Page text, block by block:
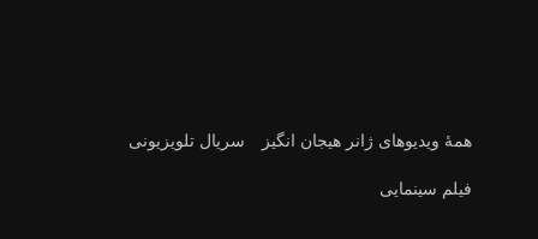
همهٔ ویدیوهای ژانر هیجان انگیز سریال تلویزیونی
فیلم سینمایی